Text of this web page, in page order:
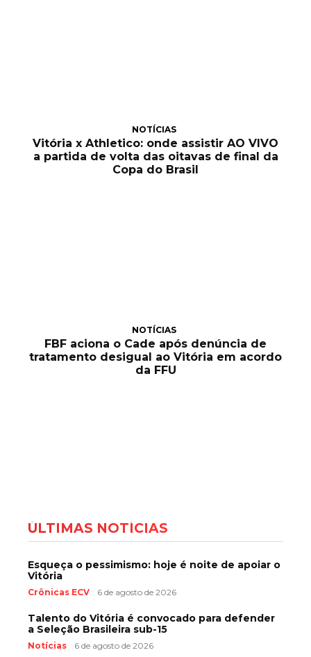
NOTÍCIAS
Vitória x Athletico: onde assistir AO VIVO
a partida de volta das oitavas de final da
Copa do Brasil
NOTÍCIAS
FBF aciona o Cade após denúncia de
tratamento desigual ao Vitória em acordo
da FFU
ÚLTIMAS NOTÍCIAS
Esqueça o pessimismo: hoje é noite de apoiar o
Vitória
Crônicas ECV 6 de agosto de 2026
Talento do Vitória é convocado para defender
a Seleção Brasileira sub-15
Notícias 6 de agosto de 2026